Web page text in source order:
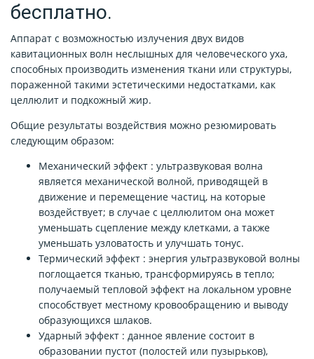
бесплатно.
Аппарат с возможностью излучения двух видов
кавитационных волн неслышных для человеческого уха,
способных производить изменения ткани или структуры,
пораженной такими эстетическими недостатками, как
целлюлит и подкожный жир.
Общие результаты воздействия можно резюмировать
следующим образом:
Механический эффект : ультразвуковая волна
является механической волной, приводящей в
движение и перемещение частиц, на которые
воздействует; в случае с целлюлитом она может
уменьшать сцепление между клетками, а также
уменьшать узловатость и улучшать тонус.
Термический эффект : энергия ультразвуковой волны
поглощается тканью, трансформируясь в тепло;
получаемый тепловой эффект на локальном уровне
способствует местному кровообращению и выводу
образующихся шлаков.
Ударный эффект : данное явление состоит в
образовании пустот (полостей или пузырьков),